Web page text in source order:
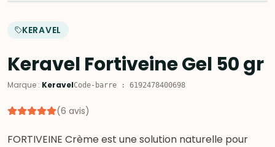
KERAVEL
Keravel Fortiveine Gel 50 gr
Marque : KeravelCode-barre : 6192478400698
(6 avis)
FORTIVEINE Crème est une solution naturelle pour